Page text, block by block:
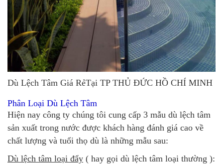
Dù Lệch Tâm Giá RẻTại TP THỦ ĐỨC HỒ CHÍ MINH
Phân Loại Dù Lệch Tâm
Hiện nay công ty chúng tôi cung cấp 3 mẫu dù lệch tâm
sản xuất trong nước được khách hàng đánh giá cao về
chất lượng và tuổi thọ dù là những mẫu sau:
Dù lệch tâm loại đẩy ( hay gọi dù lệch tâm loại thường ):